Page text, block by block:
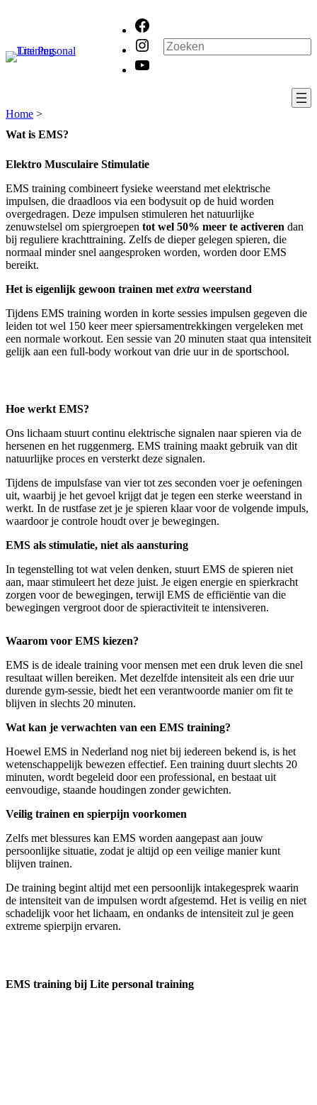
inhoud
Instagram
Zoeken
Home >
Wat is EMS?
Elektro Musculaire Stimulatie
EMS training combineert fysieke weerstand met elektrische
impulsen, die draadloos via een bodysuit op de huid worden
overgedragen. Deze impulsen stimuleren het natuurlijke
zenuwstelsel om spiergroepen tot wel 50% meer te activeren dan
bij reguliere krachttraining. Zelfs de dieper gelegen spieren, die
normaal minder snel aangesproken worden, worden door EMS
bereikt.
Het is eigenlijk gewoon trainen met extra weerstand
Tijdens EMS training worden in korte sessies impulsen gegeven die
leiden tot wel 150 keer meer spiersamentrekkingen vergeleken met
een normale workout. Een sessie van 20 minuten staat qua intensiteit
gelijk aan een full-body workout van drie uur in de sportschool.
Hoe werkt EMS?
Ons lichaam stuurt continu elektrische signalen naar spieren via de
hersenen en het ruggenmerg. EMS training maakt gebruik van dit
natuurlijke proces en versterkt deze signalen.
Tijdens de impulsfase van vier tot zes seconden voer je oefeningen
uit, waarbij je het gevoel krijgt dat je tegen een sterke weerstand in
werkt. In de rustfase zet je je spieren klaar voor de volgende impuls,
waardoor je controle houdt over je bewegingen.
EMS als stimulatie, niet als aansturing
In tegenstelling tot wat velen denken, stuurt EMS de spieren niet
aan, maar stimuleert het deze juist. Je eigen energie en spierkracht
zorgen voor de bewegingen, terwijl EMS de efficiëntie van die
bewegingen vergroot door de spieractiviteit te intensiveren.
Waarom voor EMS kiezen?
EMS is de ideale training voor mensen met een druk leven die snel
resultaat willen bereiken. Met dezelfde intensiteit als een drie uur
durende gym-sessie, biedt het een verantwoorde manier om fit te
blijven in slechts 20 minuten.
Wat kan je verwachten van een EMS training?
Hoewel EMS in Nederland nog niet bij iedereen bekend is, is het
wetenschappelijk bewezen effectief. Een training duurt slechts 20
minuten, wordt begeleid door een professional, en bestaat uit
eenvoudige, staande houdingen zonder gewichten.
Veilig trainen en spierpijn voorkomen
Zelfs met blessures kan EMS worden aangepast aan jouw
persoonlijke situatie, zodat je altijd op een veilige manier kunt
blijven trainen.
De training begint altijd met een persoonlijk intakegesprek waarin
de intensiteit van de impulsen wordt afgestemd. Het is veilig en niet
schadelijk voor het lichaam, en ondanks de intensiteit zul je geen
extreme spierpijn ervaren.
EMS training bij Lite personal training